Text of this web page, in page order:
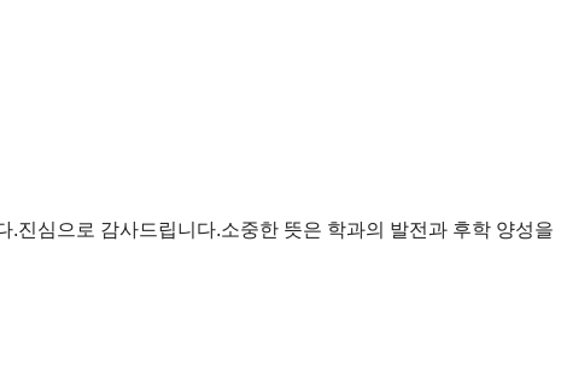
진심으로 감사드립니다.소중한 뜻은 학과의 발전과 후학 양성을